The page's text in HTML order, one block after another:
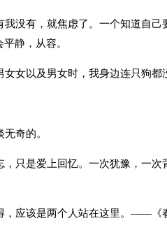
没有，就焦虑了。一个知道自己
静，从容。
女以及男女时，我身边连只狗都
奇的。
只是爱上回忆。一次犹豫，一次
，应该是两个人站在这里。——《